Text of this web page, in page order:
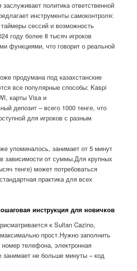
политика ответственной
инструменты самоконтроля:
сессий и возможность
году более 8 тысяч игроков
функциями, что говорит о реальной
продумана под казахстанские
все популярные способы: Kaspi
карты Visa и
депозит – всего 1000 тенге, что
для игроков с разным
упоминалось, занимает от 5 минут
зависимости от суммы.Для крупных
тенге) может потребоваться
практика для всех
инструкция для новичков
к Sultan Cazino,
прост.Нужно заполнить
телефона, электронная
занимает не больше минуты – код